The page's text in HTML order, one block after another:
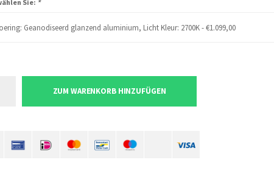
Sie: *
Geanodiseerd glanzend aluminium, Licht Kleur: 2700K - €1.099,00
ZUM WARENKORB HINZUFÜGEN